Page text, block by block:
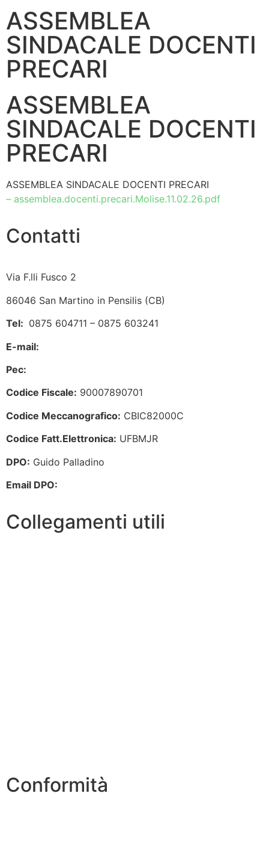
ASSEMBLEA
SINDACALE DOCENTI
PRECARI
ASSEMBLEA
SINDACALE DOCENTI
PRECARI
ASSEMBLEA SINDACALE DOCENTI PRECARI
– assemblea.docenti.precari.Molise.11.02.26.pdf
Contatti
Via F.lli Fusco 2
86046 San Martino in Pensilis (CB)
Tel: 0875 604711 – 0875 603241
E-mail:
Pec:
Codice Fiscale: 90007890701
Codice Meccanografico: CBIC82000C
Codice Fatt.Elettronica: UFBMJR
DPO: Guido Palladino
Email DPO:
Collegamenti utili
Conformità